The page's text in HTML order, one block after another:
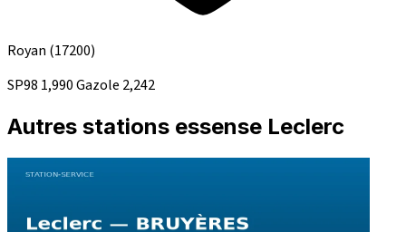
Royan (17200)
SP98 1,990Gazole 2,242
Autres stations essense Leclerc